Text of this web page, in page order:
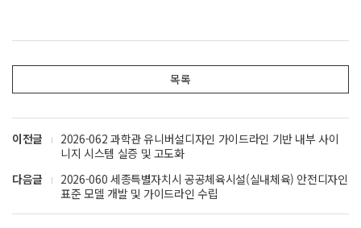
목록
이전글
2026-062 과학관 유니버설디자인 가이드라인 기반 내부 사이
니지 시스템 실증 및 고도화
다음글
2026-060 세종특별자치시 공공체육시설(실내체육) 안전디자인
표준 모델 개발 및 가이드라인 수립